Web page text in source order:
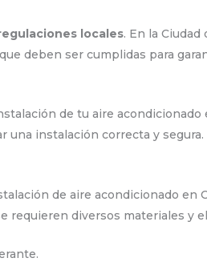
locales. En la
deben ser cumplidas para
de tu aire acondicionado
una instalación correcta y segura.
de aire acondicionado en
requieren diversos materiales y